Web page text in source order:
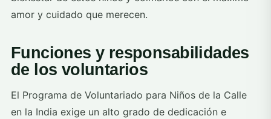
amor y cuidado que merecen.
Funciones y responsabilidades
de los voluntarios
El Programa de Voluntariado para Niños de la Calle
en la India exige un alto grado de dedicación e